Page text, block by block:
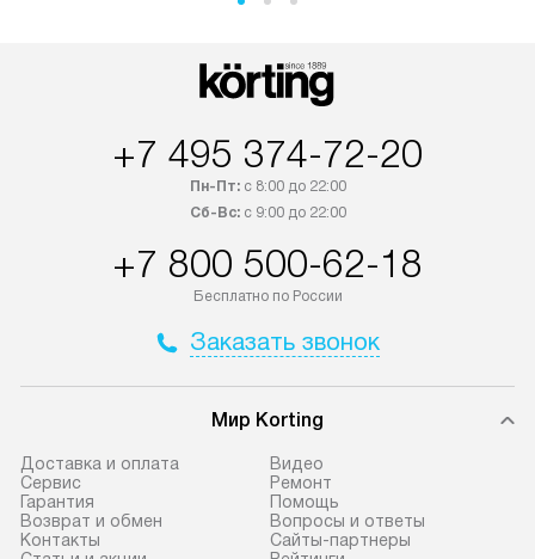
+7 495 374-72-20
Пн-Пт:с 8:00 до 22:00
Сб-Вс:с 9:00 до 22:00
+7 800 500-62-18
Бесплатно по России
Заказать звонок
Мир Korting
Доставка и оплата
Сервис
Гарантия
Возврат и обмен
Контакты
Видео
Ремонт
Помощь
Вопросы и ответы
Сайты-партнеры